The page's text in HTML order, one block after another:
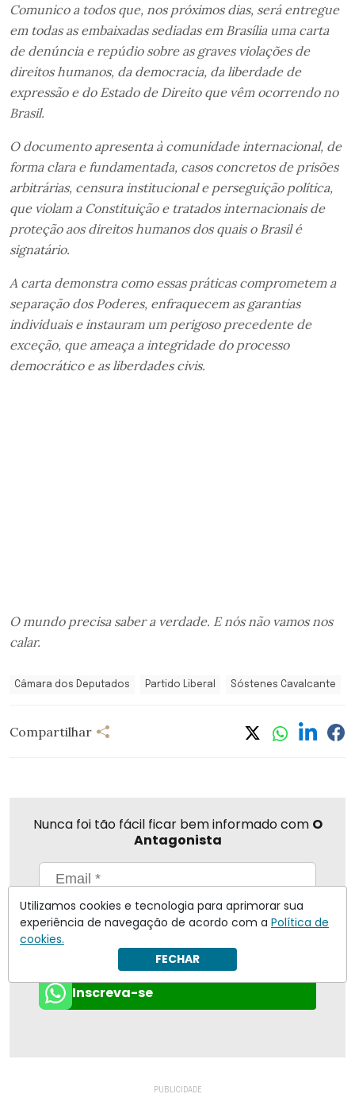
Comunico a todos que, nos próximos dias, será entregue
em todas as embaixadas sediadas em Brasília uma carta
de denúncia e repúdio sobre as graves violações de
direitos humanos, da democracia, da liberdade de
expressão e do Estado de Direito que vêm ocorrendo no
Brasil.
O documento apresenta à comunidade internacional, de
forma clara e fundamentada, casos concretos de prisões
arbitrárias, censura institucional e perseguição política,
que violam a Constituição e tratados internacionais de
proteção aos direitos humanos dos quais o Brasil é
signatário.
A carta demonstra como essas práticas comprometem a
separação dos Poderes, enfraquecem as garantias
individuais e instauram um perigoso precedente de
exceção, que ameaça a integridade do processo
democrático e as liberdades civis.
O mundo precisa saber a verdade. E nós não vamos nos
calar.
Câmara dos Deputados Partido Liberal Sóstenes Cavalcante
Compartilhar
Nunca foi tão fácil ficar bem informado com O
Antagonista
Eu concordo em receber notificações | Para obter mais
informações reveja nossaPolítica de Privacidade.
Enviar
Inscreva-se
Utilizamos cookies e tecnologia para aprimorar sua
experiência de navegação de acordo com a Política de
cookies.
FECHAR